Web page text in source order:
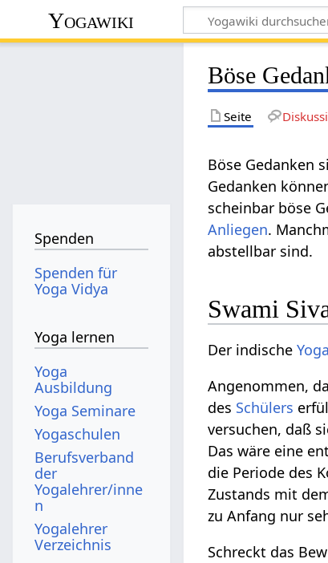
Yogawiki
Böse
Seite
Böse Gedanken
Gedanken
scheinbar böse
Anliegen.
abstellbar sind.
Swami
Der indische
Angenommen,
des Schülers
versuchen, daß
Das wäre eine
die Periode des
Zustands mit
zu Anfang nur
Schreckt das
Spenden
Spenden für
Yoga Vidya
Yoga lernen
Yoga
Ausbildung
Yoga Seminare
Yogaschulen
Berufsverband
der
Yogalehrer/inne
n
Yogalehrer
Verzeichnis